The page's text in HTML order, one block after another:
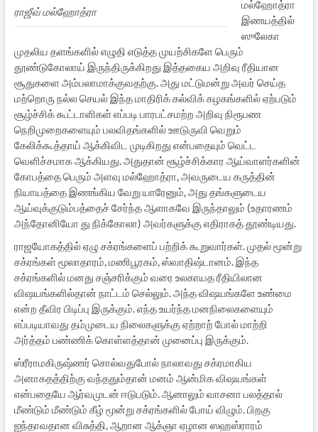
ராஜீவ் மல்ஹோத்ரா
மல்ஹோத்ரா
இணயத்தில்
ஸுலேகா
முதலிய தளங்களில் எழுதி எடுத்த முயற்சிகளே பெரும்
தூண்டுகோலாய் இருந்திருக்கிறது இத்தகைய அறிவு ரீதியான
சூதுகளை அம்பலாமாக்குவதற்கு. அது மட்டுமன்று அவர் செய்த
மற்றொரு நல்ல செயல் இந்த மாதிரிக் கல்விக் கழகங்களில் ஏற்படும்
சூழ்ச்சிக் கூட்டாளிகள் எப்படி பாரபட்சமற்ற அறிவு நிரூபண
நெறிமுறைகளையும் பலவிதங்களில் ஊடுருவி வெறும்
கேலிக்கூத்தாய் ஆக்கிவிட முடிகிறது என்பதையும் வெட்ட
வெளிச்சமாக ஆக்கியது. அதுதான் சூழ்ச்சிக்கார ஆய்வாளர்களின்
கோபத்தை பெரும் அளவு மல்ஹோத்ரா, அவருடைய கருத்தின்
நியாயத்தை இணங்கிய வேறு யாரேனும், அது தங்களுடைய
ஆய்வுக்குடும்பத்தைச் சேர்ந்த ஆளாகவே இருந்தாலும் (உதாரணம்
அந்தோனியோ து நிக்கோலா) அவர்களுக்கு எதிராகத் தூண்டியது.
ராஜயோகத்தில் ஏழு சக்ரங்களைப் பற்றிக் கூறுவார்கள். முதல் மூன்று
சக்ரங்கள் மூலாதாரம், மணிபூரகம், ஸ்வாதிஷ்டானம். இந்த
சக்ரங்களில் மனது சஞ்சரிக்கும் வரை உலகாயத ரீதியிலான
விஷயங்களில்தான் நாட்டம் செல்லும். அந்த விஷயங்களே உண்மை
என்ற தீவிர பிடிப்பு இருக்கும். எந்த உயர்ந்த மனநிலைகளையும்
எப்படியாவது தம்முடைய நிலைகளுக்கு ஏற்றாற் போல் மாற்றி
அர்த்தம் பண்ணிக் கொள்ளத்தான் முனைப்பு இருக்கும்.
ஸ்ரீராமகிருஷ்ணர் சொல்வதுபோல் நாலாவது சக்ரமாகிய
அனாகதத்திற்கு வந்ததும்தான் மனம் ஆன்மிக விஷயங்கள்
என்பதையே ஆர்வமுடன் ஈடுபடும். ஆனாலும் வாசனா பலத்தால்
மீண்டும் மீண்டும் கீழ் மூன்று சக்ரங்களில் போய் விழும். பிறகு
ஐந்தாவதான விசுத்தி, ஆறான ஆக்ஞா ஏழான ஸஹஸ்ராரம்